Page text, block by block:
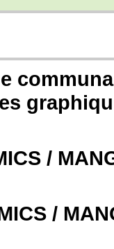
/
/